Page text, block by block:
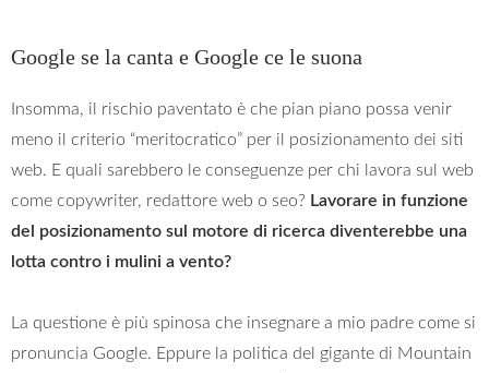
Google se la canta e Google ce le suona
Insomma, il rischio paventato è che pian piano possa venir
meno il criterio “meritocratico” per il posizionamento dei siti
web. E quali sarebbero le conseguenze per chi lavora sul web
come copywriter, redattore web o seo? Lavorare in funzione
del posizionamento sul motore di ricerca diventerebbe una
lotta contro i mulini a vento?
La questione è più spinosa che insegnare a mio padre come si
pronuncia Google. Eppure la politica del gigante di Mountain